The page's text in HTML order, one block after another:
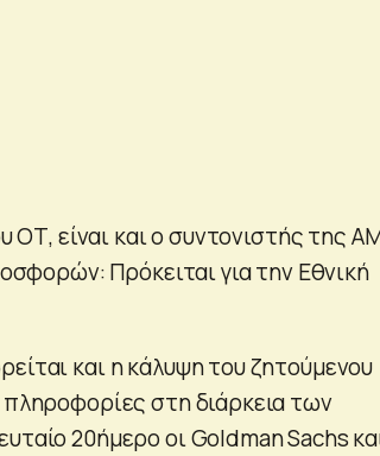
ΟΤ, είναι και ο συντονιστής της
Πρόκειται για την Εθνική
και η κάλυψη του ζητούμενου
στη διάρκεια των
20ήμερο οι Goldman Sachs